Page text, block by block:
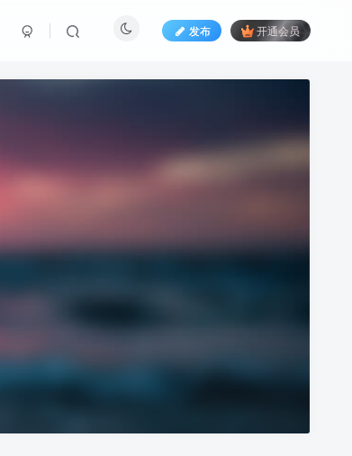
发布 开通会员